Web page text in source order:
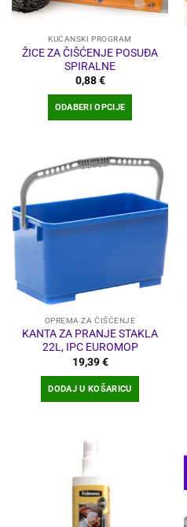
KUĆANSKI PROGRAM
ŽICE ZA ČIŠĆENJE POSUĐA
SPIRALNE
0,88€
ODABERI OPCIJE
ima
varijanti.
se
stranici
OPREMA ZA ČIŠĆENJE
KANTA ZA PRANJE STAKLA
22L, IPC EUROMOP
19,39€
DODAJ U KOŠARICU